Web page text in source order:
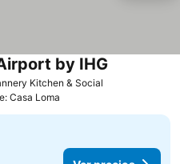
Kitchen & Social
by IHG
Casa Loma